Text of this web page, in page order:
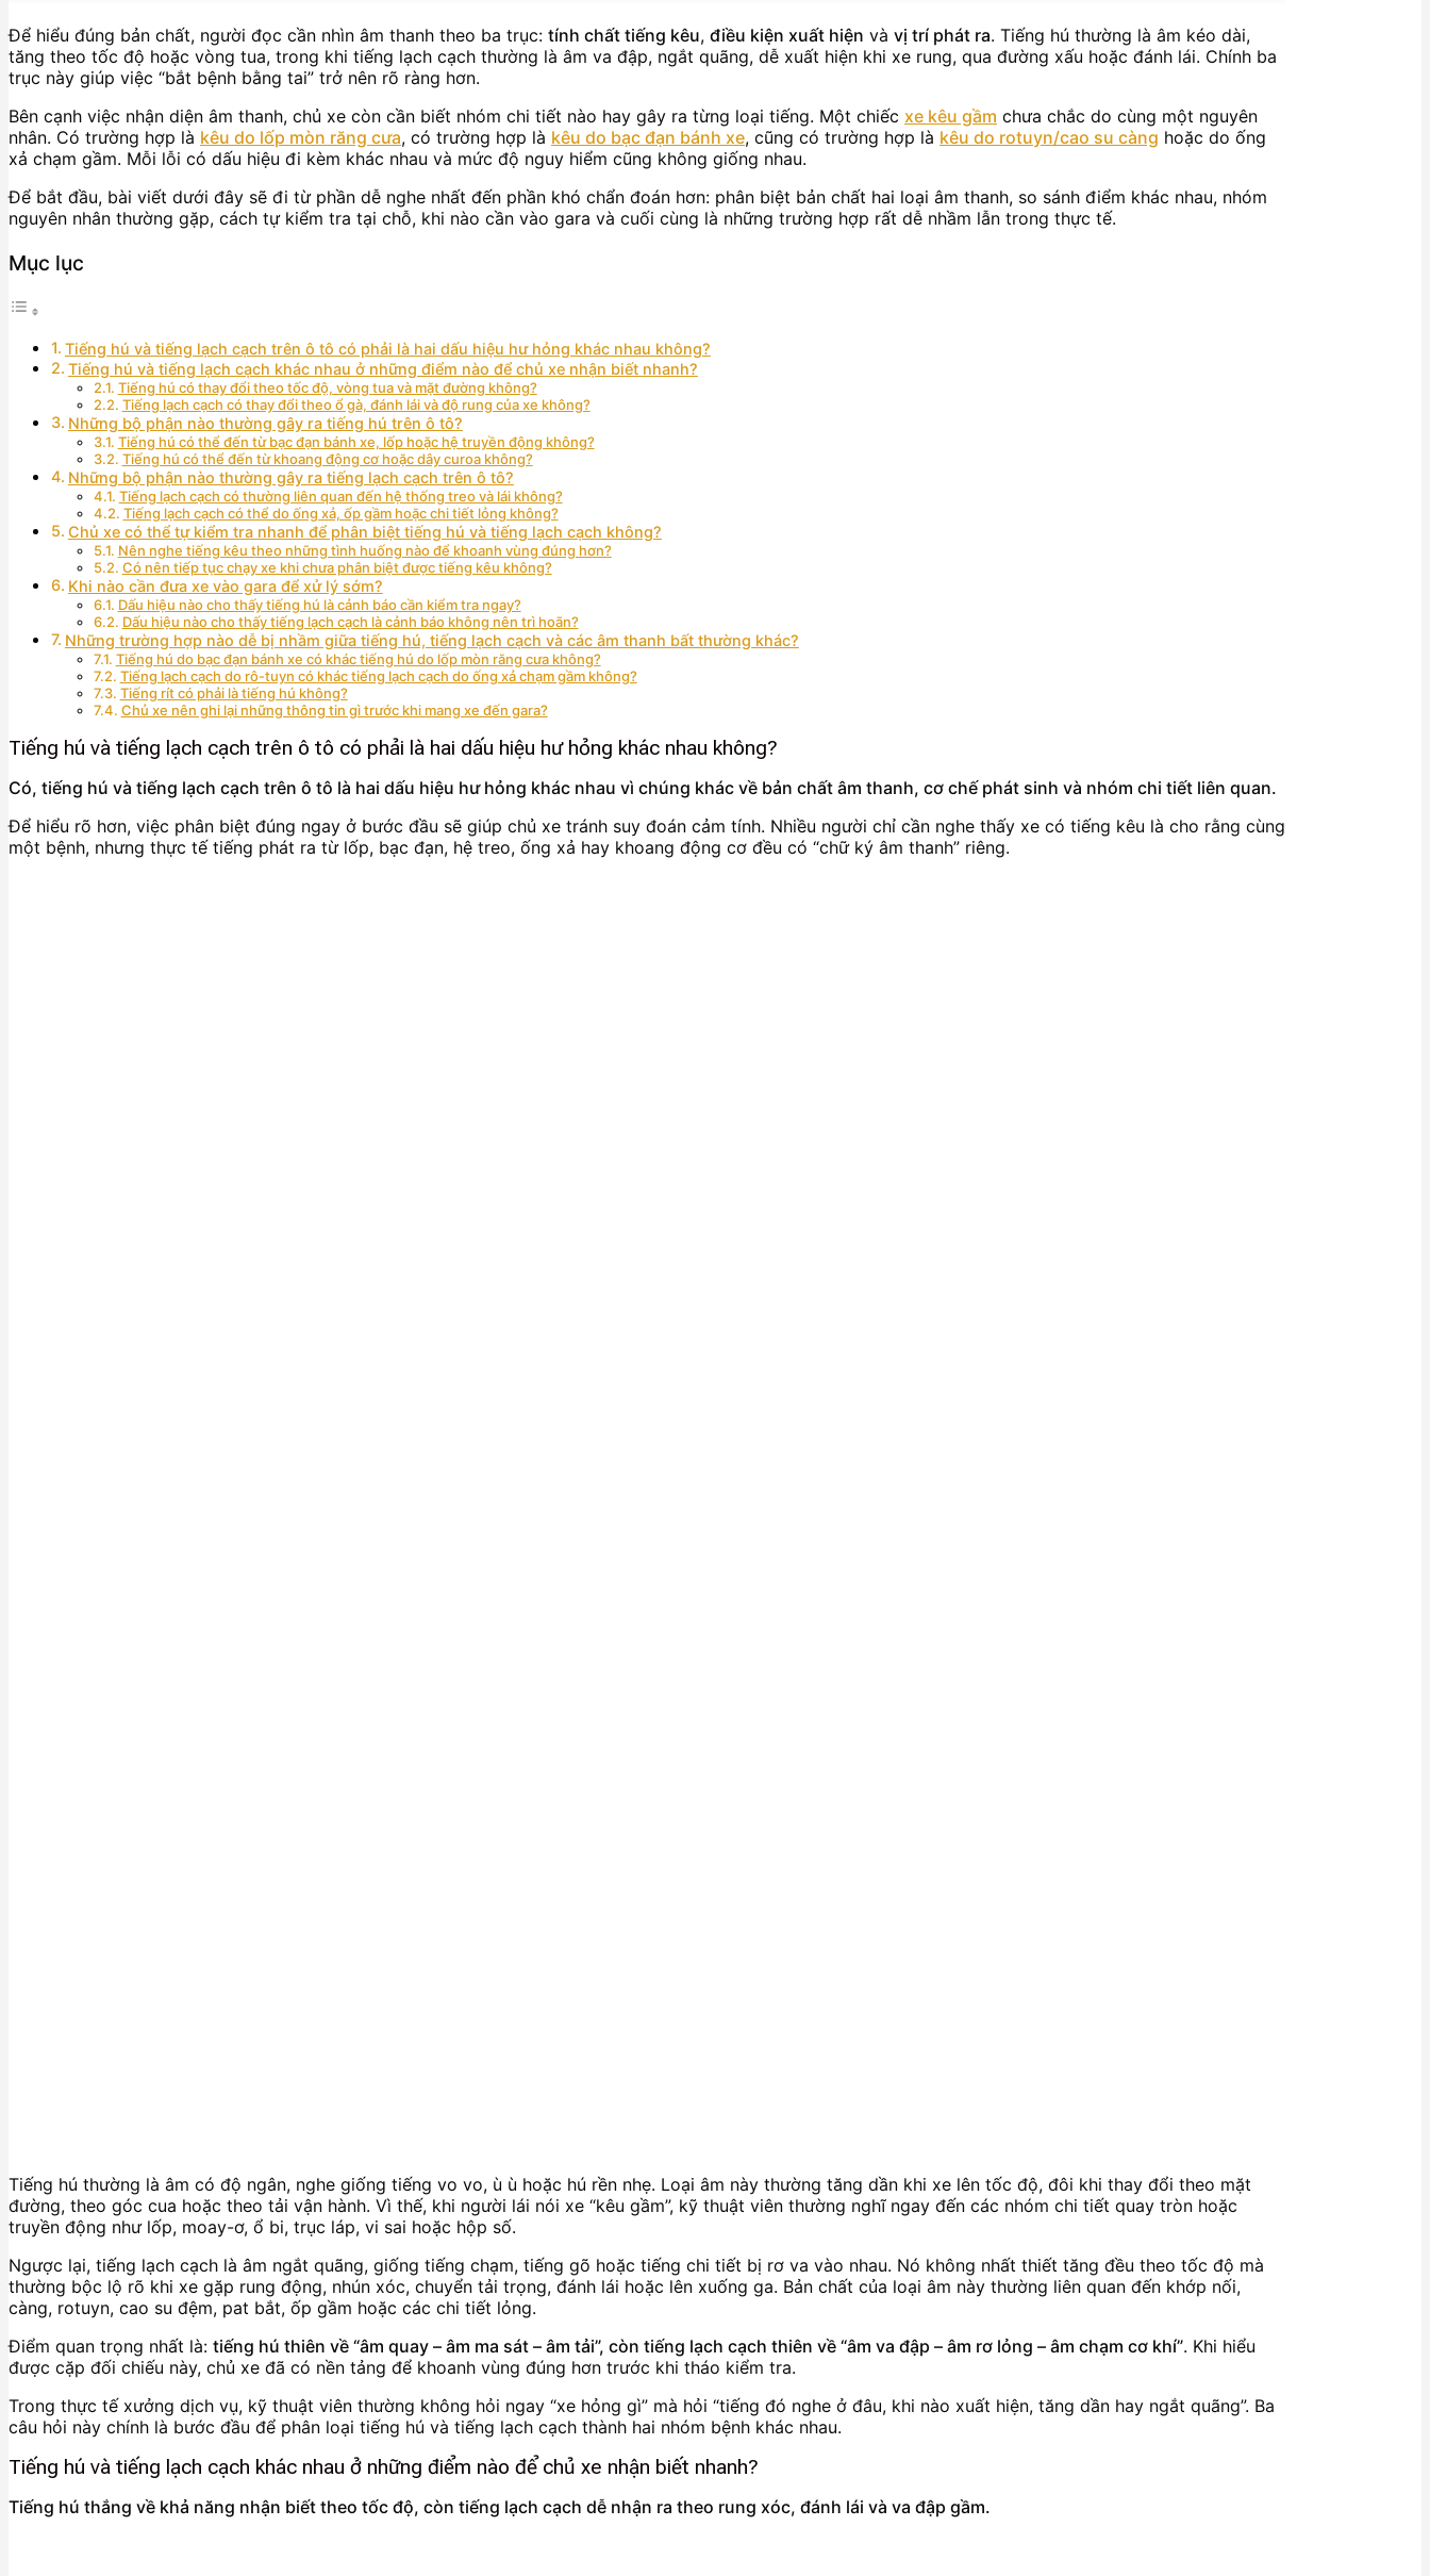
Để hiểu đúng bản chất, người đọc cần nhìn âm thanh theo ba trục: tính chất tiếng kêu, điều kiện xuất hiện và vị trí phát ra. Tiếng hú thường là âm kéo dài,
tăng theo tốc độ hoặc vòng tua, trong khi tiếng lạch cạch thường là âm va đập, ngắt quãng, dễ xuất hiện khi xe rung, qua đường xấu hoặc đánh lái. Chính ba
trục này giúp việc “bắt bệnh bằng tai” trở nên rõ ràng hơn.
Bên cạnh việc nhận diện âm thanh, chủ xe còn cần biết nhóm chi tiết nào hay gây ra từng loại tiếng. Một chiếc xe kêu gầm chưa chắc do cùng một nguyên
nhân. Có trường hợp là kêu do lốp mòn răng cưa, có trường hợp là kêu do bạc đạn bánh xe, cũng có trường hợp là kêu do rotuyn/cao su càng hoặc do ống
xả chạm gầm. Mỗi lỗi có dấu hiệu đi kèm khác nhau và mức độ nguy hiểm cũng không giống nhau.
Để bắt đầu, bài viết dưới đây sẽ đi từ phần dễ nghe nhất đến phần khó chẩn đoán hơn: phân biệt bản chất hai loại âm thanh, so sánh điểm khác nhau, nhóm
nguyên nhân thường gặp, cách tự kiểm tra tại chỗ, khi nào cần vào gara và cuối cùng là những trường hợp rất dễ nhầm lẫn trong thực tế.
Mục lục
Tiếng hú và tiếng lạch cạch trên ô tô có phải là hai dấu hiệu hư hỏng khác nhau không?
Tiếng hú và tiếng lạch cạch khác nhau ở những điểm nào để chủ xe nhận biết nhanh?
Tiếng hú có thay đổi theo tốc độ, vòng tua và mặt đường không?
Tiếng lạch cạch có thay đổi theo ổ gà, đánh lái và độ rung của xe không?
Những bộ phận nào thường gây ra tiếng hú trên ô tô?
Tiếng hú có thể đến từ bạc đạn bánh xe, lốp hoặc hệ truyền động không?
Tiếng hú có thể đến từ khoang động cơ hoặc dây curoa không?
Những bộ phận nào thường gây ra tiếng lạch cạch trên ô tô?
Tiếng lạch cạch có thường liên quan đến hệ thống treo và lái không?
Tiếng lạch cạch có thể do ống xả, ốp gầm hoặc chi tiết lỏng không?
Chủ xe có thể tự kiểm tra nhanh để phân biệt tiếng hú và tiếng lạch cạch không?
Nên nghe tiếng kêu theo những tình huống nào để khoanh vùng đúng hơn?
Có nên tiếp tục chạy xe khi chưa phân biệt được tiếng kêu không?
Khi nào cần đưa xe vào gara để xử lý sớm?
Dấu hiệu nào cho thấy tiếng hú là cảnh báo cần kiểm tra ngay?
Dấu hiệu nào cho thấy tiếng lạch cạch là cảnh báo không nên trì hoãn?
Những trường hợp nào dễ bị nhầm giữa tiếng hú, tiếng lạch cạch và các âm thanh bất thường khác?
Tiếng hú do bạc đạn bánh xe có khác tiếng hú do lốp mòn răng cưa không?
Tiếng lạch cạch do rô-tuyn có khác tiếng lạch cạch do ống xả chạm gầm không?
Tiếng rít có phải là tiếng hú không?
Chủ xe nên ghi lại những thông tin gì trước khi mang xe đến gara?
Tiếng hú và tiếng lạch cạch trên ô tô có phải là hai dấu hiệu hư hỏng khác nhau không?
Có, tiếng hú và tiếng lạch cạch trên ô tô là hai dấu hiệu hư hỏng khác nhau vì chúng khác về bản chất âm thanh, cơ chế phát sinh và nhóm chi tiết liên quan.
Để hiểu rõ hơn, việc phân biệt đúng ngay ở bước đầu sẽ giúp chủ xe tránh suy đoán cảm tính. Nhiều người chỉ cần nghe thấy xe có tiếng kêu là cho rằng cùng
một bệnh, nhưng thực tế tiếng phát ra từ lốp, bạc đạn, hệ treo, ống xả hay khoang động cơ đều có “chữ ký âm thanh” riêng.
Tiếng hú thường là âm có độ ngân, nghe giống tiếng vo vo, ù ù hoặc hú rền nhẹ. Loại âm này thường tăng dần khi xe lên tốc độ, đôi khi thay đổi theo mặt
đường, theo góc cua hoặc theo tải vận hành. Vì thế, khi người lái nói xe “kêu gầm”, kỹ thuật viên thường nghĩ ngay đến các nhóm chi tiết quay tròn hoặc
truyền động như lốp, moay-ơ, ổ bi, trục láp, vi sai hoặc hộp số.
Ngược lại, tiếng lạch cạch là âm ngắt quãng, giống tiếng chạm, tiếng gõ hoặc tiếng chi tiết bị rơ va vào nhau. Nó không nhất thiết tăng đều theo tốc độ mà
thường bộc lộ rõ khi xe gặp rung động, nhún xóc, chuyển tải trọng, đánh lái hoặc lên xuống ga. Bản chất của loại âm này thường liên quan đến khớp nối,
càng, rotuyn, cao su đệm, pat bắt, ốp gầm hoặc các chi tiết lỏng.
Điểm quan trọng nhất là: tiếng hú thiên về “âm quay – âm ma sát – âm tải”, còn tiếng lạch cạch thiên về “âm va đập – âm rơ lỏng – âm chạm cơ khí”. Khi hiểu
được cặp đối chiếu này, chủ xe đã có nền tảng để khoanh vùng đúng hơn trước khi tháo kiểm tra.
Trong thực tế xưởng dịch vụ, kỹ thuật viên thường không hỏi ngay “xe hỏng gì” mà hỏi “tiếng đó nghe ở đâu, khi nào xuất hiện, tăng dần hay ngắt quãng”. Ba
câu hỏi này chính là bước đầu để phân loại tiếng hú và tiếng lạch cạch thành hai nhóm bệnh khác nhau.
Tiếng hú và tiếng lạch cạch khác nhau ở những điểm nào để chủ xe nhận biết nhanh?
Tiếng hú thắng về khả năng nhận biết theo tốc độ, còn tiếng lạch cạch dễ nhận ra theo rung xóc, đánh lái và va đập gầm.